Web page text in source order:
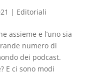
| Editoriali
assieme e l’uno sia
numero di
dei podcast.
E ci sono modi